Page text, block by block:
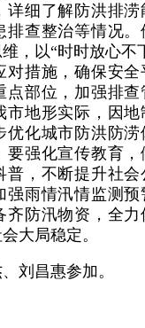
详细了解防洪排涝
排查整治等情况
，以“时时放心不
对措施，确保安
点部位，加强排查
市地形实际，因地
优化城市防洪防涝
要强化宣传教育，
普，不断提升社会
强雨情汛情监测预
齐防汛物资，全力
大局稳定。
刘昌惠参加。